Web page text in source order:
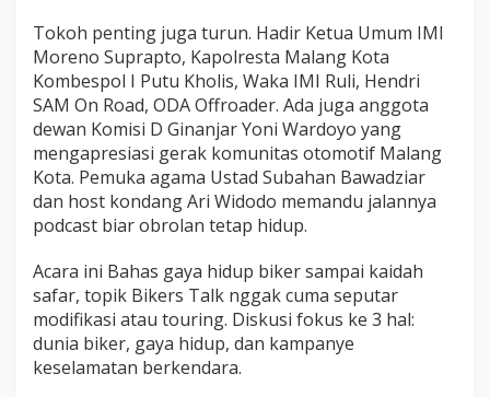
f
Tokoh penting juga turun. Hadir Ketua Umum IMI
Moreno Suprapto, Kapolresta Malang Kota
Kombespol I Putu Kholis, Waka IMI Ruli, Hendri
SAM On Road, ODA Offroader. Ada juga anggota
dewan Komisi D Ginanjar Yoni Wardoyo yang
mengapresiasi gerak komunitas otomotif Malang
Kota. Pemuka agama Ustad Subahan Bawadziar
dan host kondang Ari Widodo memandu jalannya
podcast biar obrolan tetap hidup.
Acara ini Bahas gaya hidup biker sampai kaidah
safar, topik Bikers Talk nggak cuma seputar
modifikasi atau touring. Diskusi fokus ke 3 hal:
dunia biker, gaya hidup, dan kampanye
keselamatan berkendara.